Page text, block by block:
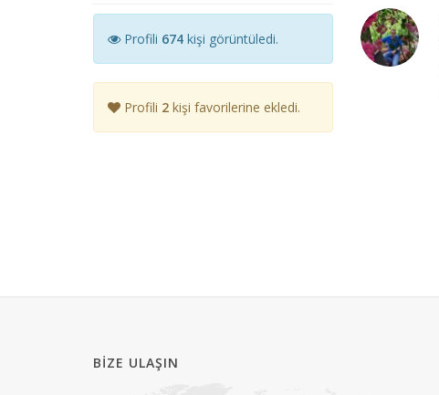
Profili 674 kişi görüntüledi.
Profili 2 kişi favorilerine ekledi.
BIZE ULAŞIN